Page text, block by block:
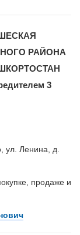
РАЙОНА
3
ул. Ленина, д.
продаже и